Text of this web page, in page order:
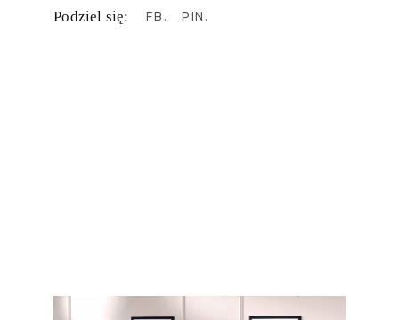
Podziel się: FB PIN